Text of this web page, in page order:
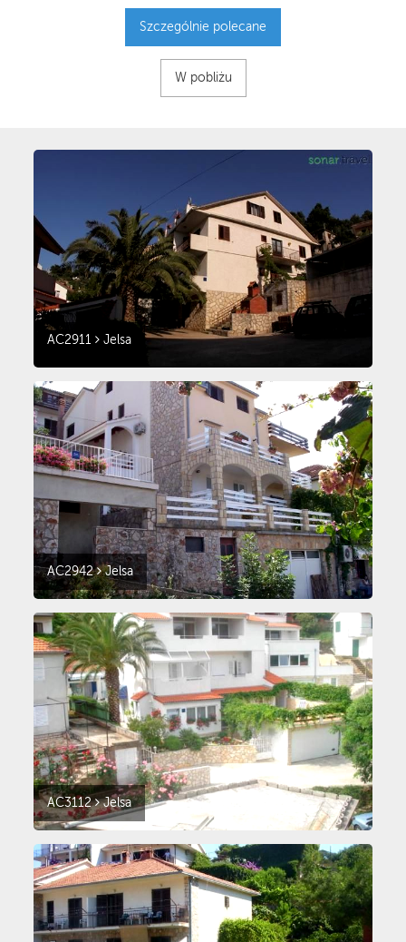
Szczególnie polecane
W pobliżu
AC2911 Jelsa
AC2942 Jelsa
AC3112 Jelsa